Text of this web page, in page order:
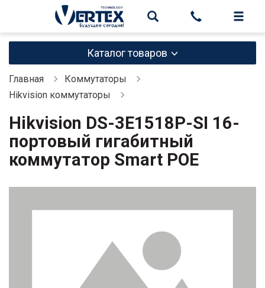
Каталог товаров
Главная
Коммутаторы
Hikvision коммутаторы
Hikvision DS-3E1518P-SI 16-
портовый гигабитный
коммутатор Smart POE